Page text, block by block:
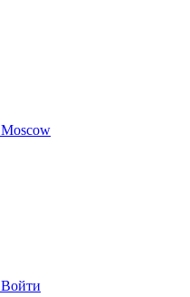
Moscow
Войти